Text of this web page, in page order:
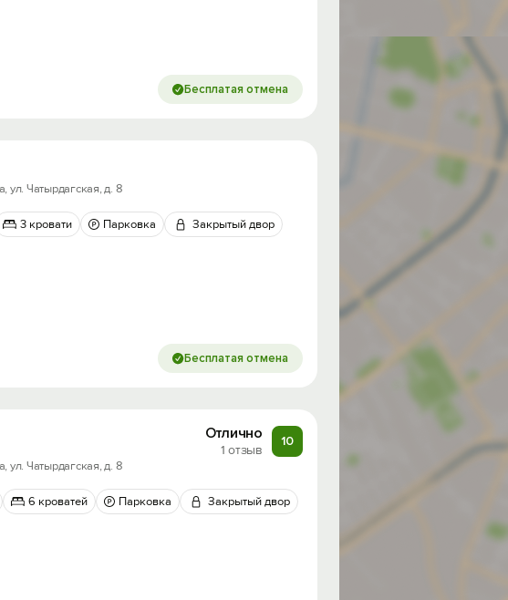
Бесплатая отмена
ул. Чатырдагская, д. 8
3 кровати Парковка
Закрытый двор
Бесплатая отмена
Отлично
1 отзыв
10
ул. Чатырдагская, д. 8
6 кроватей Парковка
Закрытый двор